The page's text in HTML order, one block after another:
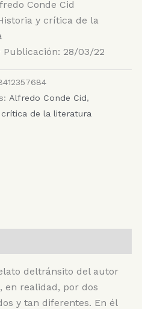
Conde Cid
y crítica de la
Publicación: 28/03/22
Alfredo Conde Cid,
de la literatura
deltránsito del autor
en realidad, por dos
y tan diferentes. En él